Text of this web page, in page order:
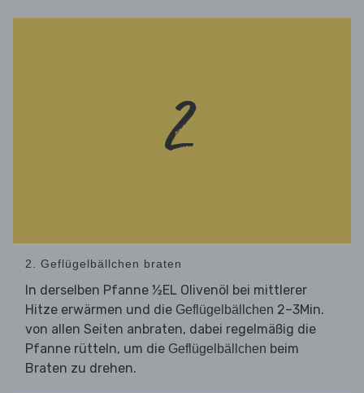
2. Geflügelbällchen braten
In derselben Pfanne ½EL Olivenöl bei mittlerer
Hitze erwärmen und die Geflügelbällchen 2–3Min.
von allen Seiten anbraten, dabei regelmäßig die
Pfanne rütteln, um die Geflügelbällchen beim
Braten zu drehen.